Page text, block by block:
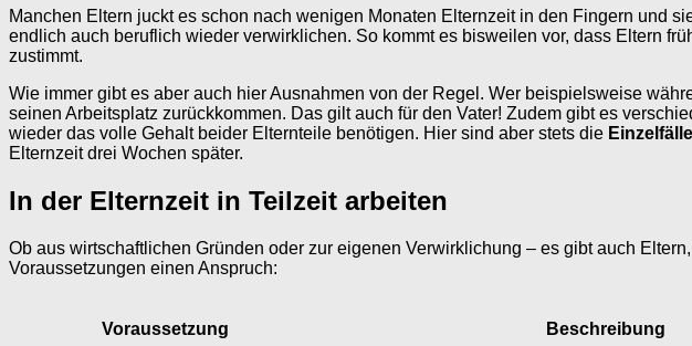
Manchen Eltern juckt es schon nach wenigen Monaten Elternzeit in den Fingern und
endlich auch beruflich wieder verwirklichen. So kommt es bisweilen vor, dass Eltern
zustimmt.
Wie immer gibt es aber auch hier Ausnahmen von der Regel. Wer beispielsweise
seinen Arbeitsplatz zurückkommen. Das gilt auch für den Vater! Zudem gibt es
wieder das volle Gehalt beider Elternteile benötigen. Hier sind aber stets die
Elternzeit drei Wochen später.
In der Elternzeit in Teilzeit arbeiten
Ob aus wirtschaftlichen Gründen oder zur eigenen Verwirklichung – es gibt auch
Voraussetzungen einen Anspruch:
Voraussetzung Beschreibung